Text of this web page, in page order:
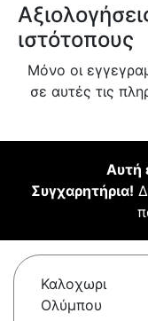
ιστότοπους
Μόνο οι
σε αυτές τις
Αυτή
Συγχαρητήρια!
Καλοχωρι
Ολύμπου